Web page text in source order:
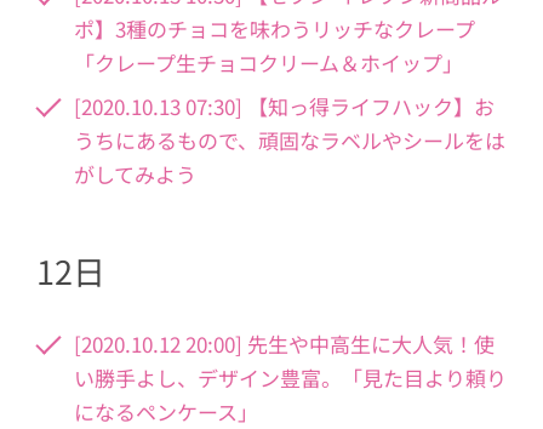
ポ】3種のチョコを味わうリッチなクレープ
「クレープ生チョコクリーム＆ホイップ」
[2020.10.13 07:30] 【知っ得ライフハック】お
うちにあるもので、頑固なラベルやシールをは
がしてみよう
12日
[2020.10.12 20:00] 先生や中高生に大人気！使
い勝手よし、デザイン豊富。「見た目より頼り
になるペンケース」